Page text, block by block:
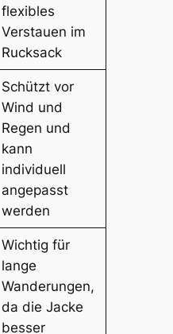
flexibles
Verstauen im
Rucksack
Schützt vor
Wind und
Regen und
kann
individuell
angepasst
werden
Wichtig für
lange
Wanderungen,
da die Jacke
besser